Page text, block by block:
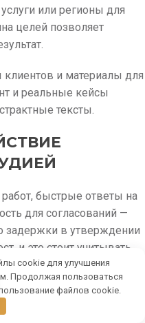
или регионы для
целей позволяет
и материалы для
и реальные кейсы
тексты.
работ, быстрые ответы на
для согласований —
задержки в утверждении
и это стоит учитывать
со стороны клиента
и экономит время
cookie для улучшения
Продолжая пользоваться
файлов cookie.